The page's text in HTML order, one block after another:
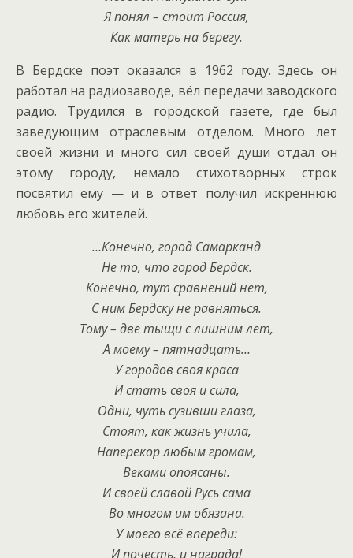
Я понял – стоит Россия,
Как матерь на берегу.
В Бердске поэт оказался в 1962 году. Здесь он
работал на радиозаводе, вёл передачи заводского
радио. Трудился в городской газете, где был
заведующим отраслевым отделом. Много лет
своей жизни и много сил своей души отдал он
этому городу, немало стихотворных строк
посвятил ему — и в ответ получил искреннюю
любовь его жителей.
…Конечно, город Самарканд
Не то, что город Бердск.
Конечно, тут сравнений нет,
С ним Бердску не равняться.
Тому – две тыщи с лишним лет,
А моему – пятнадцать…
У городов своя краса
И стать своя и сила,
Одни, чуть сузивши глаза,
Стоят, как жизнь учила,
Наперекор любым громам,
Веками опоясаны.
И своей славой Русь сама
Во многом им обязана.
У моего всё впереди:
И почесть, и награда!